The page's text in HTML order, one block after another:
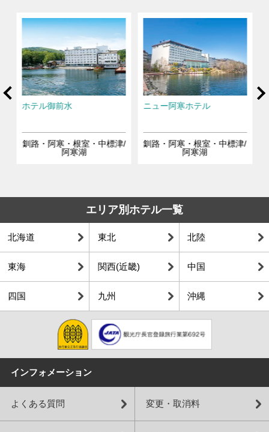
ホテル御前水
釧路・阿寒・根室・中標津/
阿寒湖
ニュー阿寒ホテル
釧路・阿寒・根室・中標津/
阿寒湖
エリア別ホテル一覧
北海道 東北 北陸
東海 関西(近畿) 中国
四国 九州 沖縄
インフォメーション
よくある質問 変更・取消料